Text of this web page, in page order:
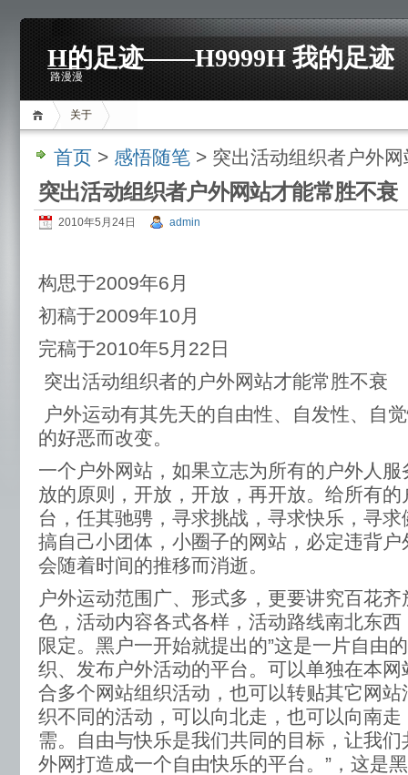
H的足迹——H9999H 我的足迹
路漫漫
关于
首页 > 感悟随笔 > 突出活动组织者户外
突出活动组织者户外网站才能常胜不衰
2010年5月24日 admin
构思于2009年6月
初稿于2009年10月
完稿于2010年5月22日
突出活动组织者的户外网站才能常胜不衰
户外运动有其先天的自由性、自发性、自
的好恶而改变。
一个户外网站，如果立志为所有的户外人
放的原则，开放，开放，再开放。给所有
台，任其驰骋，寻求挑战，寻求快乐，寻
搞自己小团体，小圈子的网站，必定违背
会随着时间的推移而消逝。
户外运动范围广、形式多，更要讲究百花
色，活动内容各式各样，活动路线南北东
限定。黑户一开始就提出的”这是一片自由
织、发布户外活动的平台。可以单独在本
合多个网站组织活动，也可以转贴其它网
织不同的活动，可以向北走，也可以向南
需。自由与快乐是我们共同的目标，让我
外网打造成一个自由快乐的平台。”，这是